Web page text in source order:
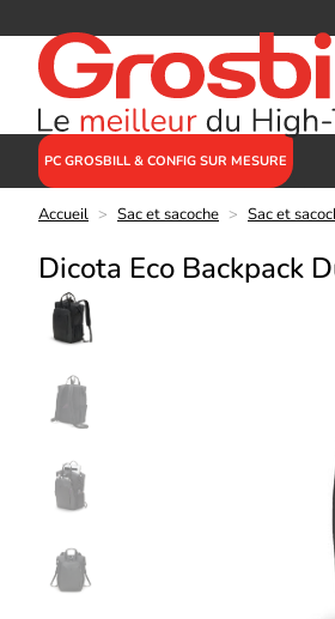
PC GROSBILL & CONFIG SUR MESURE
Accueil > Sac et sacoche > Sac et
Dicota Eco Backpack